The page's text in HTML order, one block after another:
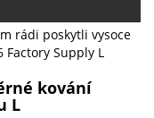
rádi poskytli vysoce
Factory Supply L
kování
L